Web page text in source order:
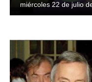
miércoles 22 de julio